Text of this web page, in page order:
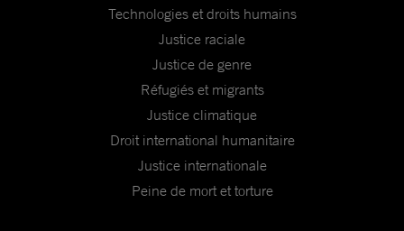
Technologies et droits humains
Justice raciale
Justice de genre
Réfugiés et migrants
Justice climatique
Droit international humanitaire
Justice internationale
Peine de mort et torture